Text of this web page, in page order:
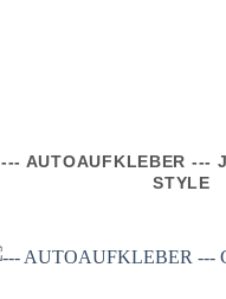
--- AUTOAUFKLEBER ---
STYLE